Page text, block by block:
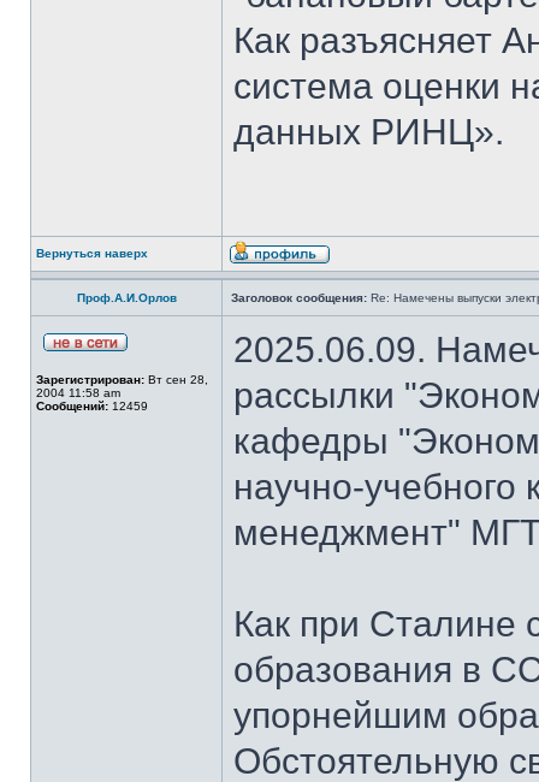
Как разъясняет
система оценки
данных РИНЦ».
Вернуться наверх
Проф.А.И.Орлов Заголовок сообщения: Re: Намечены выпуски
Зарегистрирован: Вт сен 28,
2004 11:58 am
Сообщений: 12459
2025.06.09.
рассылки
кафедры
научно-
менеджмент"
Как при Сталине
образования в
упорнейшим
Обстоятельную